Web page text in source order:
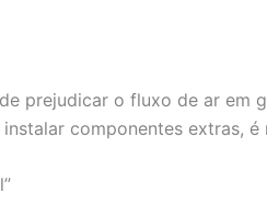
prejudicar o fluxo de ar em
componentes extras,